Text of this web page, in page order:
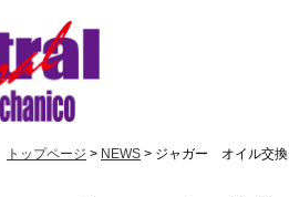
トップページ > NEWS > ジャガー オイル交換